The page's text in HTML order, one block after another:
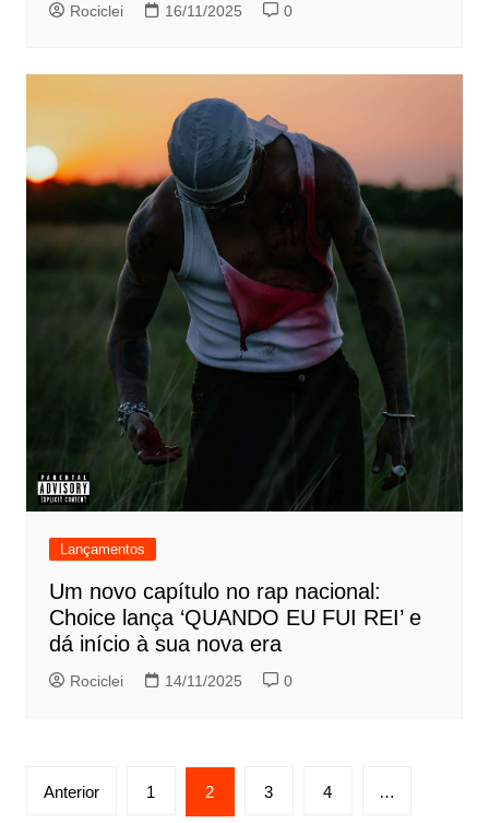
Rociclei 16/11/2025 0
Lançamentos
Um novo capítulo no rap nacional:
Choice lança ‘QUANDO EU FUI REI’ e
dá início à sua nova era
Rociclei 14/11/2025 0
Paginação
Anterior 1 2 3 4 …